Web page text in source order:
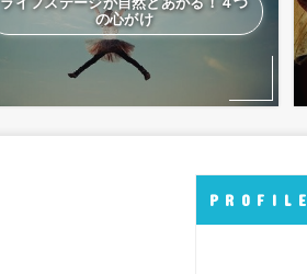
の心がけ
P R O F I L E